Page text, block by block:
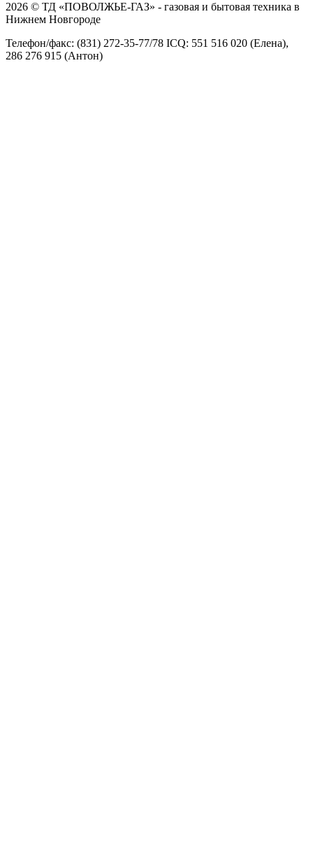
2026 © ТД «ПОВОЛЖЬЕ-ГАЗ» - газовая и бытовая техника в
Нижнем Новгороде
Телефон/факс: (831) 272-35-77/78 ICQ: 551 516 020 (Елена),
286 276 915 (Антон)